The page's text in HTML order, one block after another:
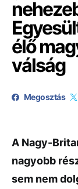
élő
válság
Megosztás
A Nagy-
nagyobb
sem nem